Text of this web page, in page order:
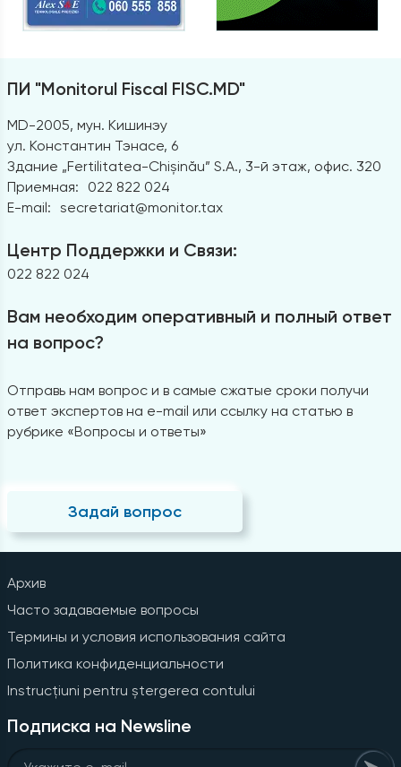
ПИ "Monitorul Fiscal FISC.MD"
MD-2005, мун. Кишинэу
ул. Константин Тэнасе, 6
Здание „Fertilitatea-Chișinău” S.A., 3-й этаж, офис. 320
Приемная:
022 822 024
E-mail: secretariat@monitor.tax
Центр Поддержки и Связи:
022 822 024
Вам необходим оперативный и полный ответ
на вопрос?
Отправь нам вопрос и в самые сжатые сроки получи
ответ экспертов на e-mail или ссылку на статью в
рубрике «Вопросы и ответы»
Задай вопрос
Архив
Часто задаваемые вопросы
Термины и условия использования сайта
Политика конфиденциальности
Instrucțiuni pentru ștergerea contului
Подписка на Newsline